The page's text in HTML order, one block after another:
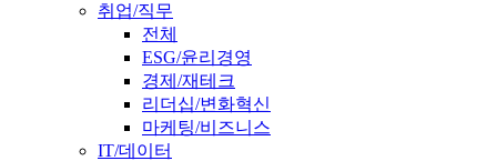
취업/직무
전체
ESG/윤리경영
경제/재테크
리더십/변화혁신
마케팅/비즈니스
IT/데이터